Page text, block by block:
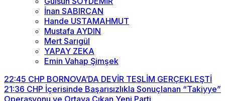
İnan SABIRCAN
Hande USTAMAHMUT
Mustafa AYDIN
Mert Sarıgül
YAPAY ZEKA
Emin Vahap Şimşek
22:45 CHP BORNOVA’DA DEVİR TESLİM GERÇEKLEŞTİ
21:36 CHP İçerisinde Başarısızlıkla Sonuçlanan “Takiyye”
Operasyonu ve Ortaya Çıkan Yeni Parti